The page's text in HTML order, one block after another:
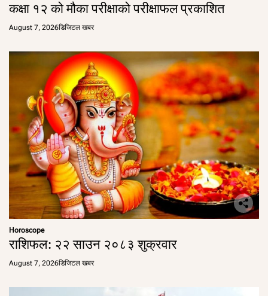
कक्षा १२ को मौका परीक्षाको परीक्षाफल प्रकाशित
August 7, 2026डिजिटल खबर
Horoscope
राशिफल: २२ साउन २०८३ शुक्रवार
August 7, 2026डिजिटल खबर